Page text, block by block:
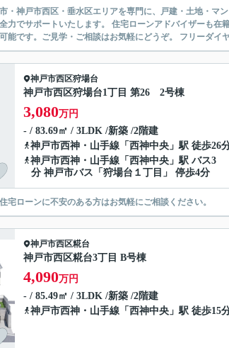
・神戸市西区・垂水区エリアを専門に、戸建・土地・マ
力でサポートいたします。 住宅ローンアドバイザーも
能です。ご見学・ご相談はお気軽にどうぞ。 フリーダイ
神戸市西区狩場台
神戸市西区狩場台1丁目 第26 2号棟
3,080万円
- / 83.69㎡ / 3LDK /新築 /2階建
神戸市西神・山手線 「 西神中央 」駅 徒歩26
神戸市西神・山手線 「 西神中央 」駅 バス3
分 神戸市バス「狩場台１丁目」 停歩4分
宅ローンに不安のある方はお気軽にご相談ください。
神戸市西区糀台
神戸市西区糀台3丁目 B号棟
4,090万円
- / 85.49㎡ / 3LDK /新築 /2階建
神戸市西神・山手線 「 西神中央 」駅 徒歩15